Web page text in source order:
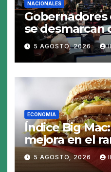
NACIONALES
se desmarcan
Tierras y
tratamiento
5 AGOSTO, 2026
ECONOMIA
Índice Big
mejora en el
peso sigue
19%
5 AGOSTO, 2026